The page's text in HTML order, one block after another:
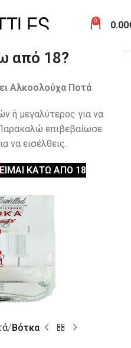
από 18?
Αλκοολούχα Ποτά
ή μεγαλύτερος για να
επιβεβαίωσε
να εισέλθεις.
ΕΙΜΑΙ ΚΑΤΩ ΑΠΟ 18
0 0.00
Βότκα